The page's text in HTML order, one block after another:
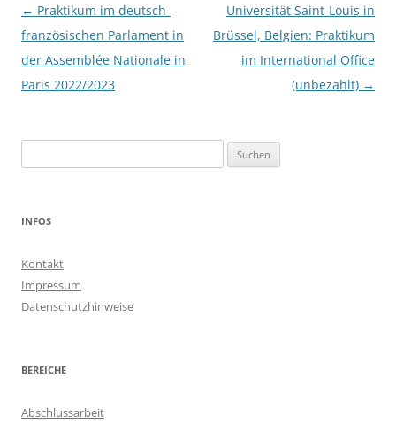
Beitragsnavigation
← Praktikum im deutsch-
französischen Parlament in
der Assemblée Nationale in
Paris 2022/2023
Universität Saint-Louis in
Brüssel, Belgien: Praktikum
im International Office
(unbezahlt) →
nach:
INFOS
Kontakt
Impressum
Datenschutzhinweise
BEREICHE
Abschlussarbeit